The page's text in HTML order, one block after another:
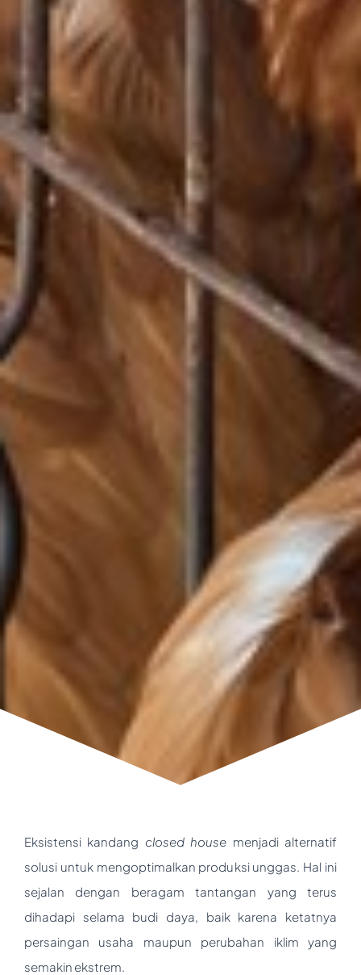
Eksistensi kandang closed house menjadi alternatif
solusi untuk mengoptimalkan produksi unggas. Hal ini
sejalan dengan beragam tantangan yang terus
dihadapi selama budi daya, baik karena ketatnya
persaingan usaha maupun perubahan iklim yang
semakin ekstrem.